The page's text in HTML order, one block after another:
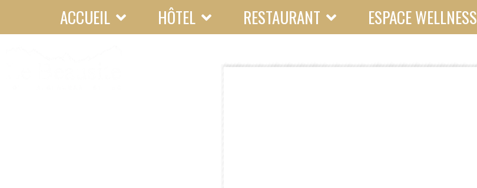
ACCUEIL HÔTEL RESTAURANT ESPACE WELLNESS